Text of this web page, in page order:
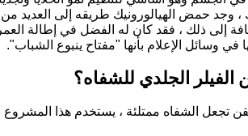
، وجد حمض الهيالورونيك طريقه إلى العديد
إلى ذلك ، فقد كان له الفضل في إطالة
في وسائل الإعلام بأنها "مفتاح ينبوع الشباب".
الجلدي للشفاه؟
تجعل الشفاه ممتلئة ، يستخدم هذا